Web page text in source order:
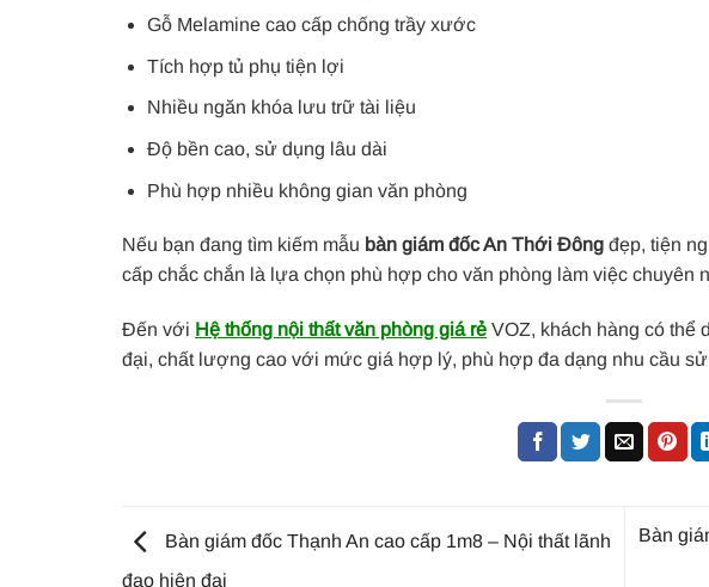
Gỗ Melamine cao cấp chống trầy xước
Tích hợp tủ phụ tiện lợi
Nhiều ngăn khóa lưu trữ tài liệu
Độ bền cao, sử dụng lâu dài
Phù hợp nhiều không gian văn phòng
Nếu bạn đang tìm kiếm mẫu bàn giám đốc An Thới Đông đẹp, tiện
cấp chắc chắn là lựa chọn phù hợp cho văn phòng làm việc chuyên
Đến với Hệ thống nội thất văn phòng giá rẻ VOZ, khách hàng có thể
đại, chất lượng cao với mức giá hợp lý, phù hợp đa dạng nhu cầu
Bàn giám đốc Thạnh An cao cấp 1m8 – Nội thất lãnh
đạo hiện đại
Bàn